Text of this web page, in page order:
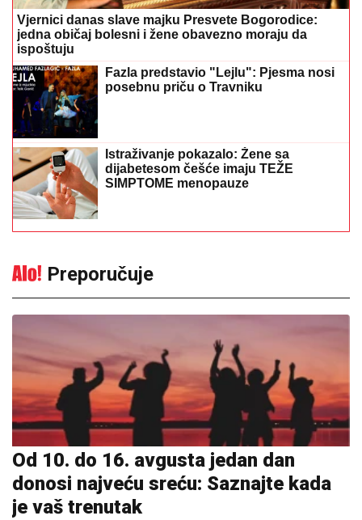
Vjernici danas slave majku Presvete Bogorodice:
jedna običaj bolesni i žene obavezno moraju da
ispoštuju
Fazla predstavio "Lejlu": Pjesma nosi
posebnu priču o Travniku
Istraživanje pokazalo: Žene sa
dijabetesom češće imaju TEŽE
SIMPTOME menopauze
Preporučuje
Od 10. do 16. avgusta jedan dan
donosi najveću sreću: Saznajte kada
je vaš trenutak